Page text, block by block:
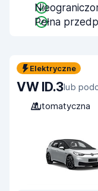
Pełna
Elektryczne
VW ID.3lub
Automatyczna